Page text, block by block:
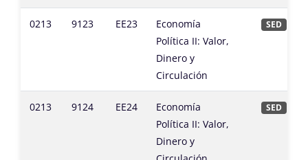
0213 9123 EE23
Economía
Política II: Valor,
Dinero y
Circulación
SED
0213 9124 EE24
Economía
Política II: Valor,
Dinero y
SED